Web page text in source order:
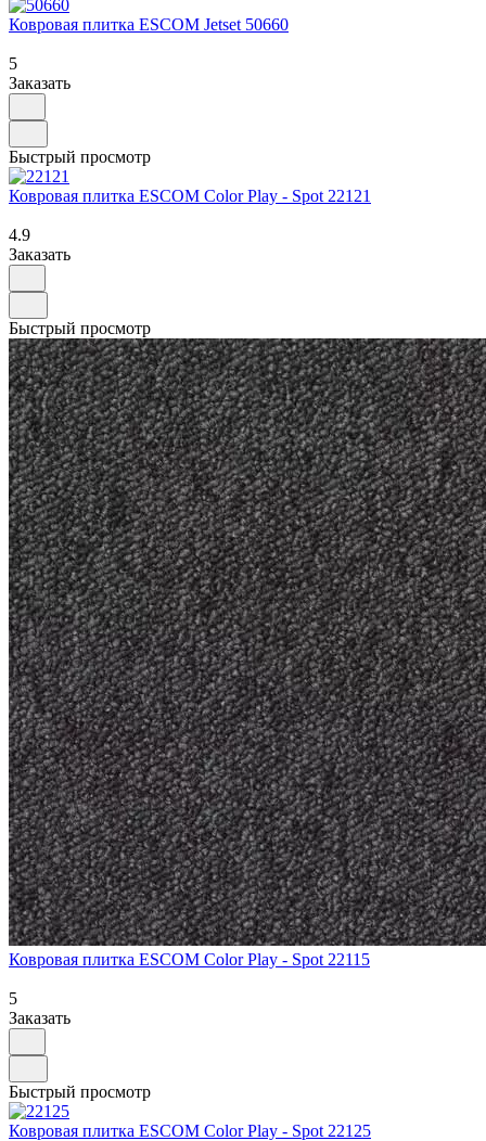
Ковровая плитка ESCOM Jetset 50660
5
Заказать
Быстрый просмотр
Ковровая плитка ESCOM Color Play - Spot 22121
4.9
Заказать
Быстрый просмотр
Ковровая плитка ESCOM Color Play - Spot 22115
5
Заказать
Быстрый просмотр
Ковровая плитка ESCOM Color Play - Spot 22125